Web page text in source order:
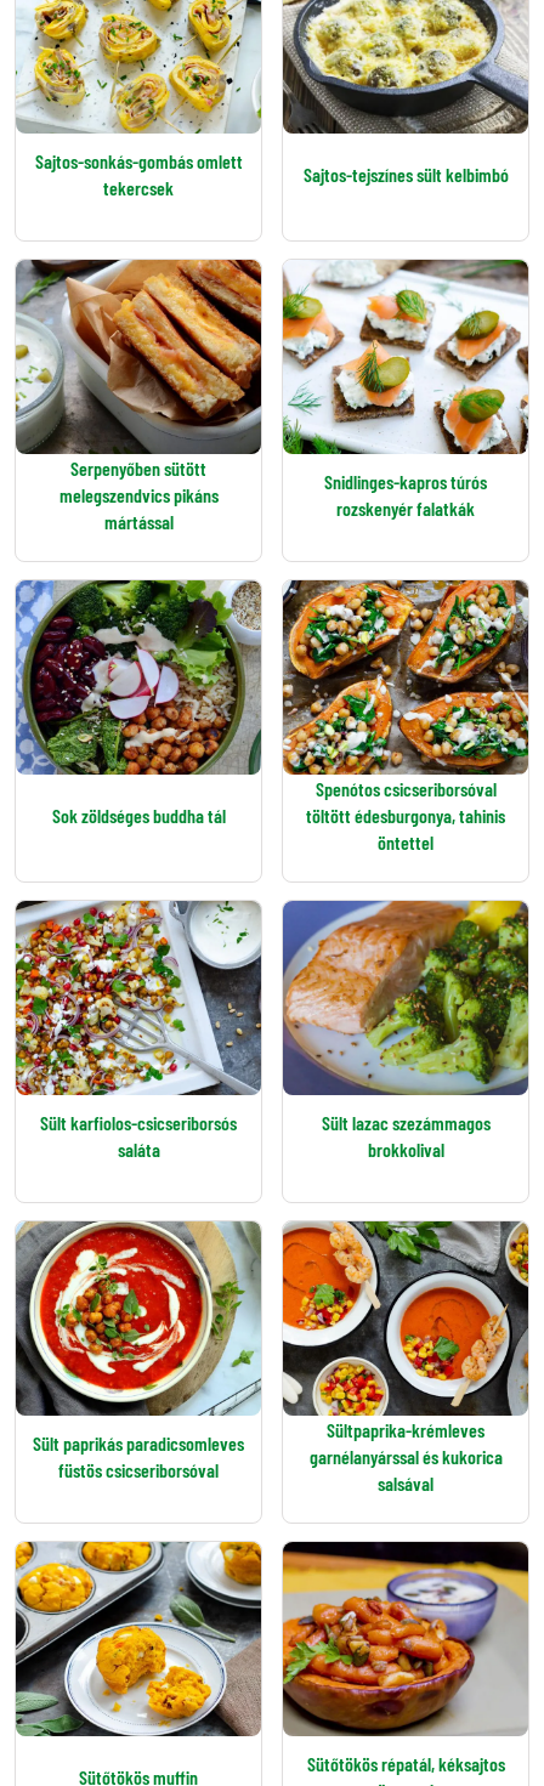
Sajtos-sonkás-gombás omlett
tekercsek
Sajtos-tejszínes sült kelbimbó
Serpenyőben sütött
melegszendvics pikáns
mártással
Snidlinges-kapros túrós
rozskenyér falatkák
Sok zöldséges buddha tál
Spenótos csicseriborsóval
töltött édesburgonya, tahinis
öntettel
Sült karfiolos-csicseriborsós
saláta
Sült lazac szezámmagos
brokkolival
Sült paprikás paradicsomleves
füstös csicseriborsóval
Sültpaprika-krémleves
garnélanyárssal és kukorica
salsával
Sütőtökös muffin
Sütőtökös répatál, kéksajtos